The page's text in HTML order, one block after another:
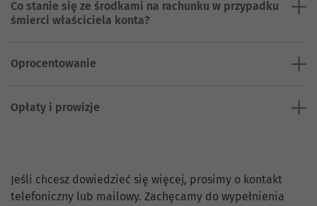
Co stanie się ze środkami na rachunku w przypadku
śmierci właściciela konta?
Oprocentowanie
Opłaty i prowizje
Skontaktuj się z nami.
Jeśli chcesz dowiedzieć się więcej, prosimy o kontakt
telefoniczny lub mailowy. Zachęcamy do wypełnienia